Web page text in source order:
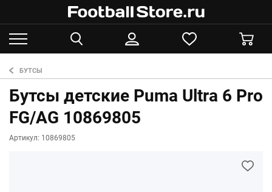
БУТСЫ
Бутсы детские Puma Ultra 6 Pro
FG/AG 10869805
Артикул: 10869805